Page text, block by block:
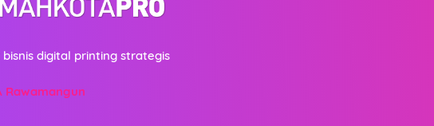
digital printing strategis
Rawamangun